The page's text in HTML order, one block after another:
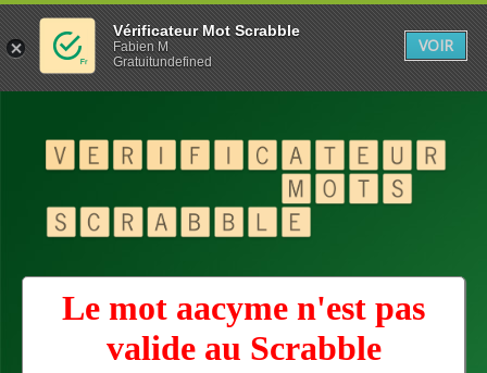
Le mot aacyme n'est pas
valide au Scrabble
Vérificateur Mot Scrabble
Fabien M
Gratuitundefined
VOIR